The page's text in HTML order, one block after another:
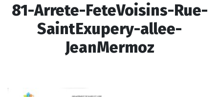
81-Arrete-FeteVoisins-Rue-
SaintExupery-allee-
JeanMermoz